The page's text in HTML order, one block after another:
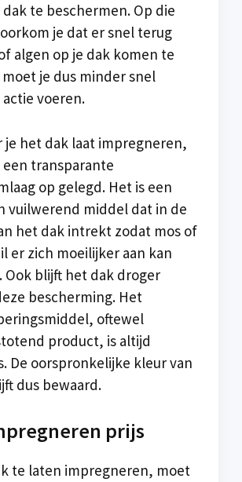
te beschermen. Op die
je dat er snel terug
algen op je dak komen te
je dus minder snel
voeren.
je het dak laat impregneren,
transparante
op gelegd. Het is een
vuilwerend middel dat in de
het dak intrekt zodat mos of
er zich moeilijker aan kan
Ook blijft het dak droger
bescherming. Het
oftewel
product, is altijd
De oorspronkelijke kleur van
dus bewaard.
prijs
te laten impregneren, moet